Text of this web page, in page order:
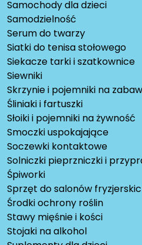
Samochody dla dzieci
Samodzielność
Serum do twarzy
Siatki do tenisa stołowego
Siekacze tarki i szatkownice
Siewniki
Skrzynie i pojemniki na
Śliniaki i fartuszki
Słoiki i pojemniki na żywność
Smoczki uspokajające
Soczewki kontaktowe
Solniczki pieprzniczki i
Śpiworki
Sprzęt do salonów
Środki ochrony roślin
Stawy mięśnie i kości
Stojaki na alkohol